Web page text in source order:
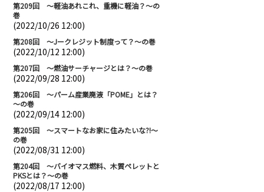
第209回 ～軽油あれこれ、重機に軽油？～の
巻
(2022/10/26 12:00)
第208回 ～Jークレジット制度って？～の巻
(2022/10/12 12:00)
第207回 ～燃油サーチャージとは？～の巻
(2022/09/28 12:00)
第206回 ～パーム産業廃液「POME」とは？
～の巻
(2022/09/14 12:00)
第205回 ～スマートなお家に住みたいな?!～
の巻
(2022/08/31 12:00)
第204回 ～バイオマス燃料、木質ペレットと
PKSとは？～の巻
(2022/08/17 12:00)